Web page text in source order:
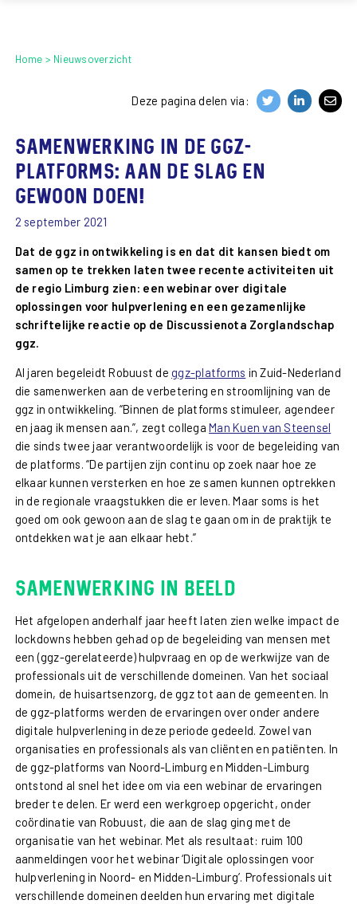
Home Nieuwsoverzicht
Deze pagina delen via:
Samenwerking in de ggz-
platforms: aan de slag en
gewoon doen!
2 september 2021
Dat de ggz in ontwikkeling is en dat dit kansen biedt om
samen op te trekken laten twee recente activiteiten uit
de regio Limburg zien: een webinar over digitale
oplossingen voor hulpverlening en een gezamenlijke
schriftelijke reactie op de Discussienota Zorglandschap
ggz.
Al jaren begeleidt Robuust de ggz-platforms in Zuid-Nederland
die samenwerken aan de verbetering en stroomlijning van de
ggz in ontwikkeling. “Binnen de platforms stimuleer, agendeer
en jaag ik mensen aan.”, zegt collegaMan Kuen van Steensel
die sinds twee jaar verantwoordelijk is voor de begeleiding van
de platforms. “De partijen zijn continu op zoek naar hoe ze
elkaar kunnen versterken en hoe ze samen kunnen optrekken
in de regionale vraagstukken die er leven. Maar soms is het
goed om ook gewoon aan de slag te gaan om in de praktijk te
ontdekken wat je aan elkaar hebt.”
Samenwerking in beeld
Het afgelopen anderhalf jaar heeft laten zien welke impact de
lockdowns hebben gehad op de begeleiding van mensen met
een (ggz-gerelateerde) hulpvraag en op de werkwijze van de
professionals uit de verschillende domeinen. Van het sociaal
domein, de huisartsenzorg, de ggz tot aan de gemeenten. In
de ggz-platforms werden de ervaringen over onder andere
digitale hulpverlening in deze periode gedeeld. Zowel van
organisaties en professionals als van cliënten en patiënten. In
de ggz-platforms van Noord-Limburg en Midden-Limburg
ontstond al snel het idee om via een webinar de ervaringen
breder te delen. Er werd een werkgroep opgericht, onder
coördinatie van Robuust, die aan de slag ging met de
organisatie van het webinar. Met als resultaat: ruim 100
aanmeldingen voor het webinar ‘Digitale oplossingen voor
hulpverlening in Noord- en Midden-Limburg’. Professionals uit
verschillende domeinen deelden hun ervaring met digitale